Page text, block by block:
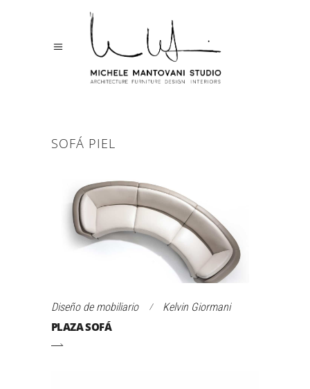
SOFÁ PIEL
Diseño de mobiliario Kelvin Giormani
PLAZA SOFÁ